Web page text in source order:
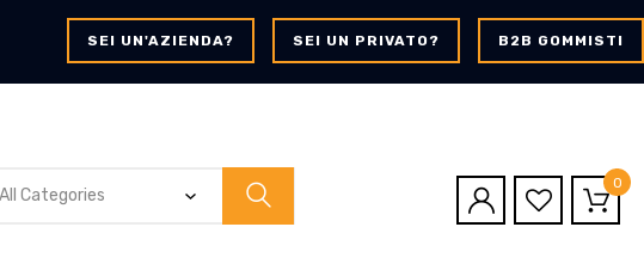
SEI UN'AZIENDA? SEI UN PRIVATO? B2B GOMMISTI
0